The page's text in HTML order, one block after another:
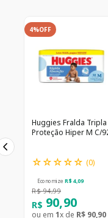
4%OFF
Huggies Fralda Tripla
Proteção Hiper M C/
☆☆☆☆☆ (0)
Economize R$ 4,09
R$ 94,99
R$ 90,90
ou em 1x de R$ 90,90